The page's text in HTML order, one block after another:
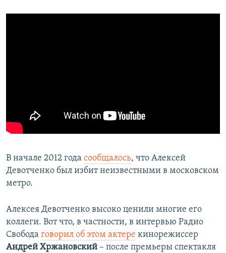
В начале 2012 года сообщалось, что Алексей
Девотченко был избит неизвестными в московском
метро.
Алексея Девотченко высоко ценили многие его
коллеги. Вот что, в частности, в интервью Радио
Свобода говорил об этом актере кинорежиссер
Андрей Хржановский – после премьеры спектакля